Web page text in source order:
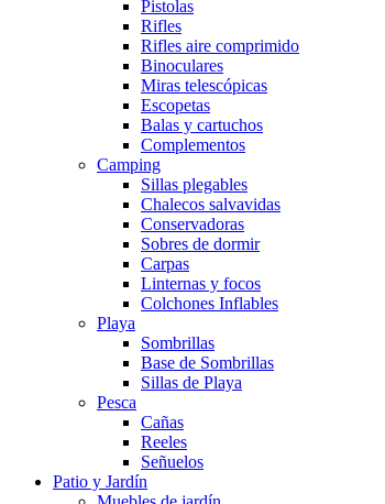
Pistolas
Rifles
Rifles aire comprimido
Binoculares
Miras telescópicas
Escopetas
Balas y cartuchos
Complementos
Camping
Sillas plegables
Chalecos salvavidas
Conservadoras
Sobres de dormir
Carpas
Linternas y focos
Colchones Inflables
Playa
Sombrillas
Base de Sombrillas
Sillas de Playa
Pesca
Cañas
Reeles
Señuelos
Patio y Jardín